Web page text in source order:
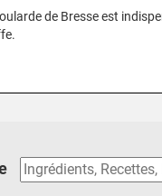
de Bresse est